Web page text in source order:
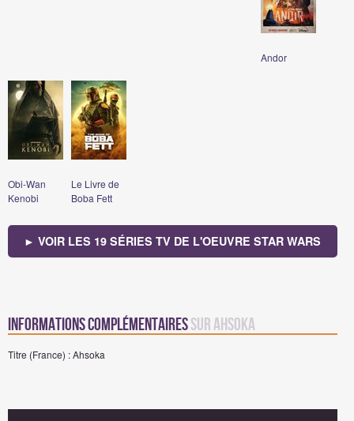
Andor
Obi-Wan
Kenobi
Le Livre de
Boba Fett
► VOIR LES 19 SÉRIES TV DE L'OEUVRE STAR WARS
Informations complémentairessur Ahsoka
Titre (France) : Ahsoka